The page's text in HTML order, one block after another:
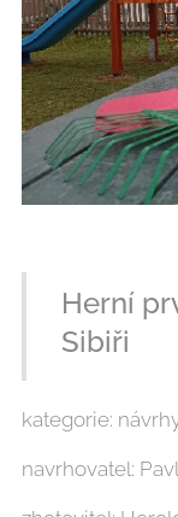
Herní
Sibiři
kategorie:
navrhovatel: